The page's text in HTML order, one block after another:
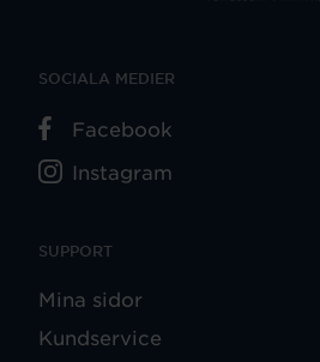
SUPPORT
Mina sidor
Kundservice
SOCIALA MEDIER
Facebook
Instagram